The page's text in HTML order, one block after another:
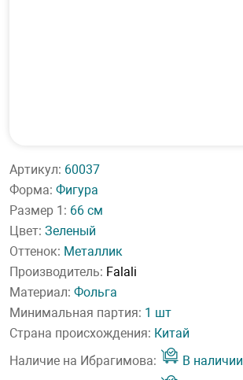
Артикул: 60037
Форма: Фигура
Размер 1: 66 см
Цвет: Зеленый
Оттенок: Металлик
Производитель: Falali
Материал: Фольга
Минимальная партия: 1 шт
Страна происхождения: Китай
Наличие на Ибрагимова:
В наличии